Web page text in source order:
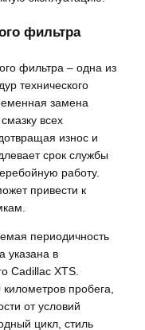
фильтра
фильтра – одна из
технического
замена
всех
износ и
срок службы
работу.
привести к
периодичность
указана в
Cadillac XTS.
пробега,
от условий
цикл, стиль